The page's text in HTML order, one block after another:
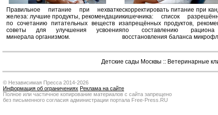
Правильное питание при нехватке
железа: лучшие продукты, рекомендации
по сочетанию питательных веществ и
советы для улучшения усвоения
минерала организмом.
скорректировать питание при
кишечника: список
запрещённых продуктов,
по составлению
восстановления баланса
Детские сады Москвы :: Ветеринарные
© Независимая Пресса 2014-2026
Информация об ограничениях Реклама на сайте
Полное или частичное копирование материалов с сайта запрещено
без письменного согласия администрации портала Free-Press.RU